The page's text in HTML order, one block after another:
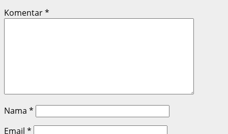
Komentar*
Nama *
Email *